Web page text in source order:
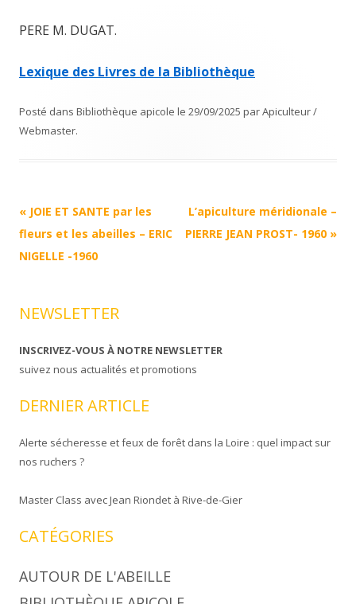
PERE M. DUGAT.
Lexique des Livres de la Bibliothèque
Posté dans Bibliothèque apicole le 29/09/2025 parApiculteur /
Webmaster.
Navigation
Article
« JOIE ET SANTE par les
fleurs et les abeilles – ERIC
NIGELLE -1960
L’apiculture méridionale –
PIERRE JEAN PROST- 1960 »
NEWSLETTER
INSCRIVEZ-VOUS À NOTRE NEWSLETTER
suivez nous actualités et promotions
DERNIER ARTICLE
Alerte sécheresse et feux de forêt dans la Loire : quel impact sur
nos ruchers ?
Master Class avec Jean Riondet à Rive-de-Gier
CATÉGORIES
AUTOUR DE L'ABEILLE